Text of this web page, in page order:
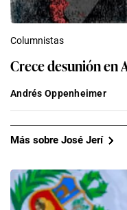
Columnistas
Crece desunión en
Andrés Oppenheimer
Más sobre José Jerí